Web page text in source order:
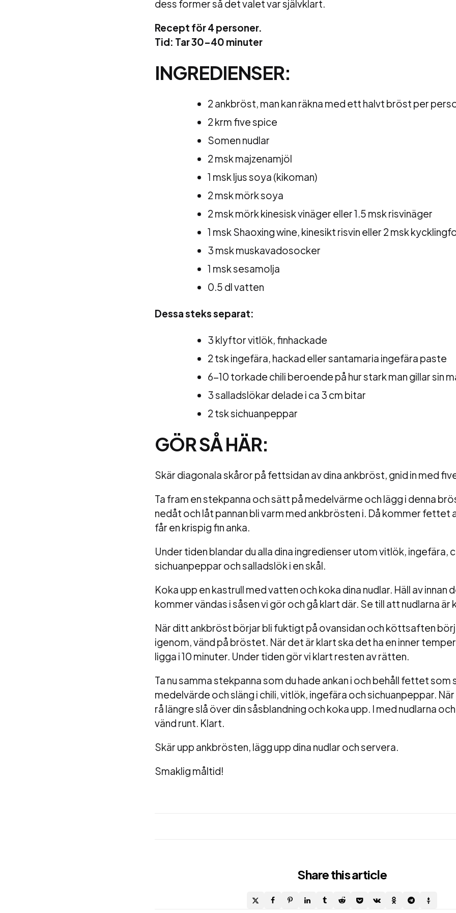
dess former så det valet var självklart.
Recept för 4 personer.
Tid: Tar 30-40 minuter
INGREDIENSER:
2 ankbröst, man kan räkna med ett halvt bröst per
2 krm five spice
Somen nudlar
2 msk majzenamjöl
1 msk ljus soya (kikoman)
2 msk mörk soya
2 msk mörk kinesisk vinäger eller 1.5 msk risvinäger
1 msk Shaoxing wine, kinesikt risvin eller 2 msk
3 msk muskavadosocker
1 msk sesamolja
0.5 dl vatten
Dessa steks separat:
3 klyftor vitlök, finhackade
2 tsk ingefära, hackad eller santamaria ingefära paste
6-10 torkade chili beroende på hur stark man gillar sin
3 salladslökar delade i ca 3 cm bitar
2 tsk sichuanpeppar
GÖR SÅ HÄR:
Skär diagonala skåror på fettsidan av dina ankbröst, gnid in med
Ta fram en stekpanna och sätt på medelvärme och lägg i denna
nedåt och låt pannan bli varm med ankbrösten i. Då kommer fettet
får en krispig fin anka.
Under tiden blandar du alla dina ingredienser utom vitlök, ingefära,
sichuanpeppar och salladslök i en skål.
Koka upp en kastrull med vatten och koka dina nudlar. Häll av innan
kommer vändas i såsen vi gör och gå klart där. Se till att nudlarna är
När ditt ankbröst börjar bli fuktigt på ovansidan och köttsaften
igenom, vänd på bröstet. När det är klart ska det ha en inner
ligga i 10 minuter. Under tiden gör vi klart resten av rätten.
Ta nu samma stekpanna som du hade ankan i och behåll fettet
medelvärde och släng i chili, vitlök, ingefära och sichuanpeppar.
rå längre slå över din såsblandning och koka upp. I med nudlarna
vänd runt. Klart.
Skär upp ankbrösten, lägg upp dina nudlar och servera.
Smaklig måltid!
Sharethis article